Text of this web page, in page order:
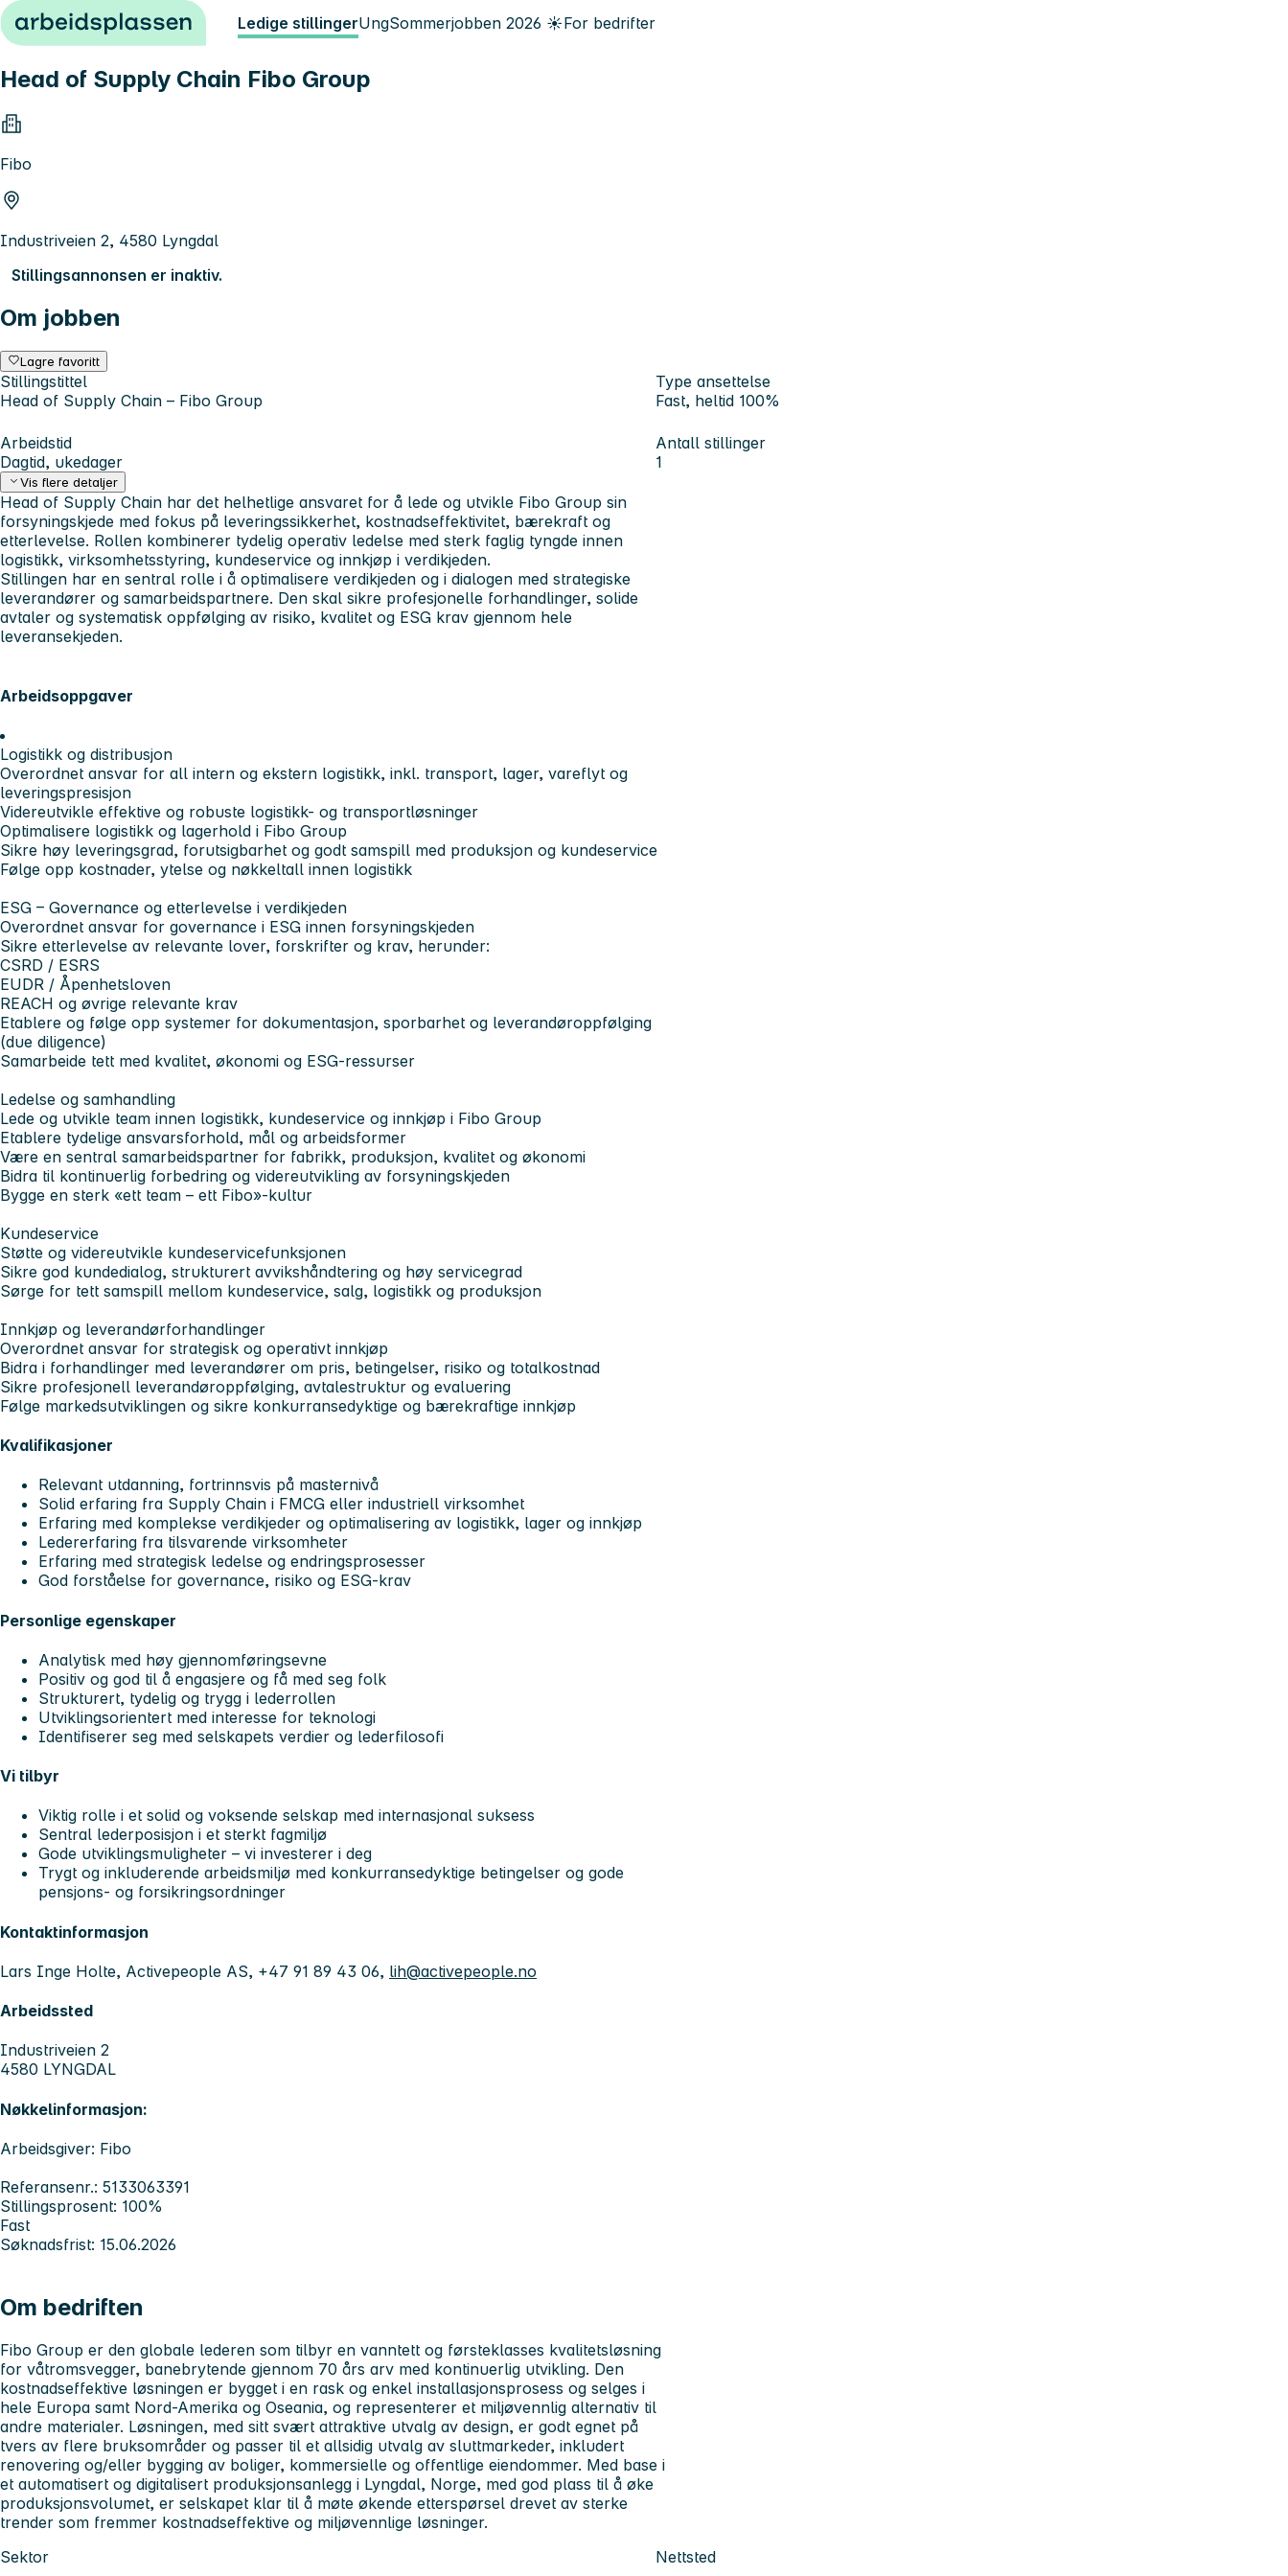
Hopp til innhold Ledige stillingerUngSommerjobben 2026 ☀️For bedrifter
Head of Supply Chain Fibo Group
Fibo
Industriveien 2, 4580 Lyngdal
Stillingsannonsen er inaktiv.
Om jobben
Lagre favoritt
Stillingstittel
Head of Supply Chain – Fibo Group
Type ansettelse
Fast, heltid 100%
Arbeidstid
Dagtid, ukedager
Antall stillinger
1
Vis flere detaljer
Head of Supply Chain har det helhetlige ansvaret for å lede og utvikle Fibo Group sin
forsyningskjede med fokus på leveringssikkerhet, kostnadseffektivitet, bærekraft og
etterlevelse. Rollen kombinerer tydelig operativ ledelse med sterk faglig tyngde innen
logistikk, virksomhetsstyring, kundeservice og innkjøp i verdikjeden.
Stillingen har en sentral rolle i å optimalisere verdikjeden og i dialogen med strategiske
leverandører og samarbeidspartnere. Den skal sikre profesjonelle forhandlinger, solide
avtaler og systematisk oppfølging av risiko, kvalitet og ESG krav gjennom hele
leveransekjeden.
Arbeidsoppgaver
Logistikk og distribusjon
Overordnet ansvar for all intern og ekstern logistikk, inkl. transport, lager, vareflyt og
leveringspresisjon
Videreutvikle effektive og robuste logistikk- og transportløsninger
Optimalisere logistikk og lagerhold i Fibo Group
Sikre høy leveringsgrad, forutsigbarhet og godt samspill med produksjon og kundeservice
Følge opp kostnader, ytelse og nøkkeltall innen logistikk
ESG – Governance og etterlevelse i verdikjeden
Overordnet ansvar for governance i ESG innen forsyningskjeden
Sikre etterlevelse av relevante lover, forskrifter og krav, herunder:
CSRD / ESRS
EUDR / Åpenhetsloven
REACH og øvrige relevante krav
Etablere og følge opp systemer for dokumentasjon, sporbarhet og leverandøroppfølging
(due diligence)
Samarbeide tett med kvalitet, økonomi og ESG-ressurser
Ledelse og samhandling
Lede og utvikle team innen logistikk, kundeservice og innkjøp i Fibo Group
Etablere tydelige ansvarsforhold, mål og arbeidsformer
Være en sentral samarbeidspartner for fabrikk, produksjon, kvalitet og økonomi
Bidra til kontinuerlig forbedring og videreutvikling av forsyningskjeden
Bygge en sterk «ett team – ett Fibo»-kultur
Kundeservice
Støtte og videreutvikle kundeservicefunksjonen
Sikre god kundedialog, strukturert avvikshåndtering og høy servicegrad
Sørge for tett samspill mellom kundeservice, salg, logistikk og produksjon
Innkjøp og leverandørforhandlinger
Overordnet ansvar for strategisk og operativt innkjøp
Bidra i forhandlinger med leverandører om pris, betingelser, risiko og totalkostnad
Sikre profesjonell leverandøroppfølging, avtalestruktur og evaluering
Følge markedsutviklingen og sikre konkurransedyktige og bærekraftige innkjøp
Kvalifikasjoner
Relevant utdanning, fortrinnsvis på masternivå
Solid erfaring fra Supply Chain i FMCG eller industriell virksomhet
Erfaring med komplekse verdikjeder og optimalisering av logistikk, lager og innkjøp
Ledererfaring fra tilsvarende virksomheter
Erfaring med strategisk ledelse og endringsprosesser
God forståelse for governance, risiko og ESG-krav
Personlige egenskaper
Analytisk med høy gjennomføringsevne
Positiv og god til å engasjere og få med seg folk
Strukturert, tydelig og trygg i lederrollen
Utviklingsorientert med interesse for teknologi
Identifiserer seg med selskapets verdier og lederfilosofi
Vi tilbyr
Viktig rolle i et solid og voksende selskap med internasjonal suksess
Sentral lederposisjon i et sterkt fagmiljø
Gode utviklingsmuligheter – vi investerer i deg
Trygt og inkluderende arbeidsmiljø med konkurransedyktige betingelser og gode
pensjons- og forsikringsordninger
Kontaktinformasjon
Lars Inge Holte, Activepeople AS, +47 91 89 43 06, lih@activepeople.no
Arbeidssted
Industriveien 2
4580 LYNGDAL
Nøkkelinformasjon:
Arbeidsgiver: Fibo
Referansenr.: 5133063391
Stillingsprosent: 100%
Fast
Søknadsfrist: 15.06.2026
Om bedriften
Fibo Group er den globale lederen som tilbyr en vanntett og førsteklasses kvalitetsløsning
for våtromsvegger, banebrytende gjennom 70 års arv med kontinuerlig utvikling. Den
kostnadseffektive løsningen er bygget i en rask og enkel installasjonsprosess og selges i
hele Europa samt Nord-Amerika og Oseania, og representerer et miljøvennlig alternativ til
andre materialer. Løsningen, med sitt svært attraktive utvalg av design, er godt egnet på
tvers av flere bruksområder og passer til et allsidig utvalg av sluttmarkeder, inkludert
renovering og/eller bygging av boliger, kommersielle og offentlige eiendommer. Med base i
et automatisert og digitalisert produksjonsanlegg i Lyngdal, Norge, med god plass til å øke
produksjonsvolumet, er selskapet klar til å møte økende etterspørsel drevet av sterke
trender som fremmer kostnadseffektive og miljøvennlige løsninger.
Sektor
Nettsted